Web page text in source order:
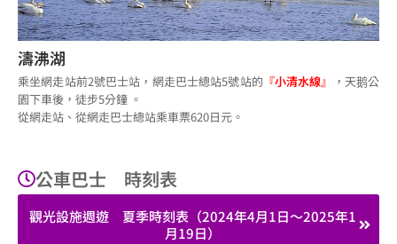
濤沸湖
乘坐網走站前2號巴士站，網走巴士總站5號站的 『小清水線』
，天鹅公
園下車後，徒步5分鐘 。
從網走站、從網走巴士總站乘車票620日元。
公車巴士 時刻表
觀光設施週遊 夏季時刻表（2024年4月1日～2025年1
月19日）